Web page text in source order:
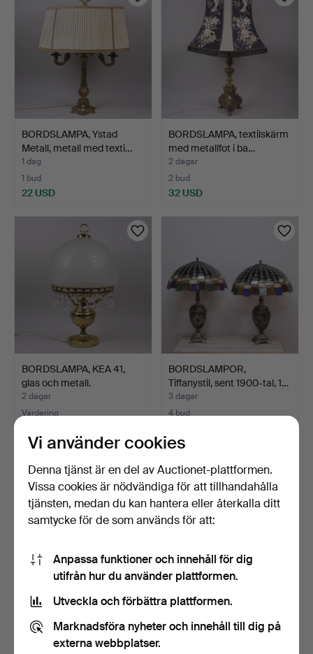
BORDSLAMPA, Ystad
Metall, metall med texti…
1 dag
1 bud
22 USD
BORDSLAMPA, textilskärm
med metallfot i ba…
2 dagar
2 bud
32 USD
BORDSLAMPA, KEA 41,
glas och metall.
2 dagar
Värdering
BORDSLAMPOR,
Tiffanystil, sent 1900-tal, 1…
3 dagar
4 bud
BORDSLAMPOR, keramik
med textilskärm, 1 pa…
6 dagar
Värdering
FOTOGENLAMPA, mässing
7 dagar
Vi använder cookies
Denna tjänst är en del av Auctionet-plattformen.
Vissa cookies är nödvändiga för att tillhandahålla
tjänsten, medan du kan hantera eller återkalla ditt
samtycke för de som används för att:
Anpassa funktioner och innehåll för dig
utifrån hur du använder plattformen.
Utveckla och förbättra plattformen.
Marknadsföra nyheter och innehåll till dig på
externa webbplatser.